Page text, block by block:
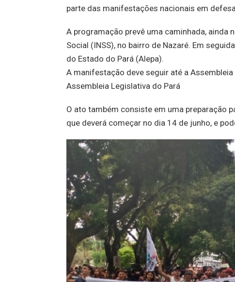
parte das manifestações nacionais em
A programação prevê uma caminhada, ainda
Social (INSS), no bairro de Nazaré. Em
do Estado do Pará (Alepa).
A manifestação deve seguir até a
Assembleia Legislativa do Pará
O ato também consiste em uma preparação
que deverá começar no dia 14 de junho, e